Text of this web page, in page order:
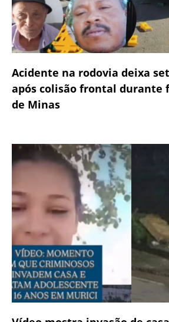
Acidente na rodovia deixa
após colisão frontal durante
de Minas